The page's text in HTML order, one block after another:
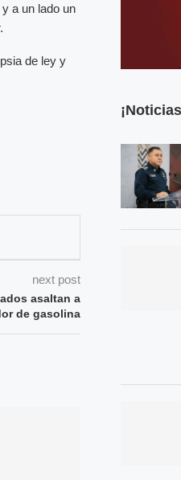
a un lado un
de ley y
next post
asaltan a
de gasolina